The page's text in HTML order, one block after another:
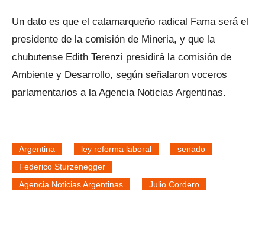
Un dato es que el catamarqueño radical Fama será el
presidente de la comisión de Mineria, y que la
chubutense Edith Terenzi presidirá la comisión de
Ambiente y Desarrollo, según señalaron voceros
parlamentarios a la Agencia Noticias Argentinas.
Argentina ley reforma laboral
senado
Federico Sturzenegger
Agencia Noticias Argentinas
Julio Cordero